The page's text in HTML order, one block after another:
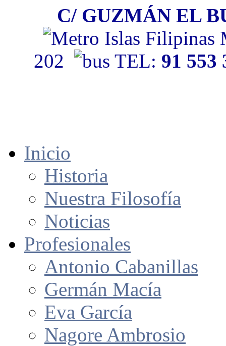
C/ GUZMÁN EL
202 TEL: 91
Inicio
Historia
Nuestra Filosofía
Noticias
Profesionales
Antonio Cabanillas
Germán Macía
Eva García
Nagore Ambrosio